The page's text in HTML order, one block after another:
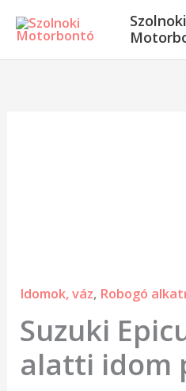
content
Szolnoki
Idomok, váz, Robogó
Suzuki
alatti idom